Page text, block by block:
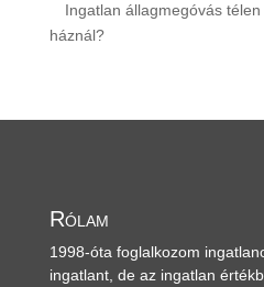
Ingatlan állagmegóvás
háznál?
Rólam
1998-óta foglalkozom
ingatlant, de az ingatlan